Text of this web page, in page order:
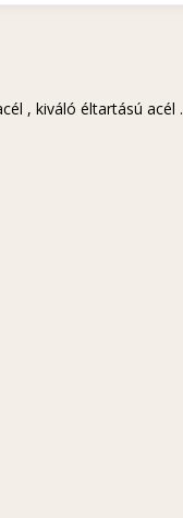
, kiváló éltartású acél .